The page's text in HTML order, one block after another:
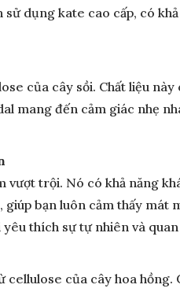
dụng kate cao cấp, có
của cây sồi. Chất liệu
mang đến cảm giác nhẹ
trội. Nó có khả năng
bạn luôn cảm thấy mát
thích sự tự nhiên và
cellulose của cây hoa